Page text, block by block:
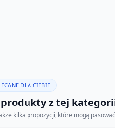
DLA CIEBIE
z tej
kilka propozycji, które mogą